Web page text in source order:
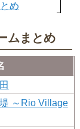
め
ムまとめ
～Rio Village